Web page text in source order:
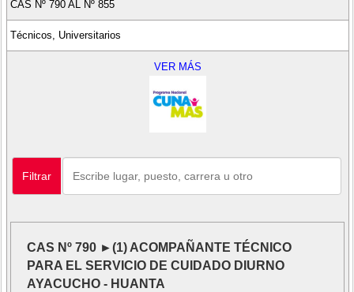
CAS Nº 790 AL Nº 855
Técnicos, Universitarios
VER MÁS
Filtrar
CAS Nº 790 ►(1) ACOMPAÑANTE TÉCNICO
PARA EL SERVICIO DE CUIDADO DIURNO
AYACUCHO - HUANTA